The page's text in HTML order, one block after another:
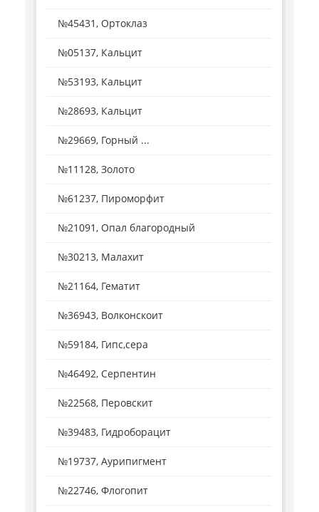
№45431, Ортоклаз
№05137, Кальцит
№53193, Кальцит
№28693, Кальцит
№29669, Горный ...
№11128, Золото
№61237, Пироморфит
№21091, Опал благородный
№30213, Малахит
№21164, Гематит
№36943, Волконскоит
№59184, Гипс,сера
№46492, Серпентин
№22568, Перовскит
№39483, Гидроборацит
№19737, Аурипигмент
№22746, Флогопит